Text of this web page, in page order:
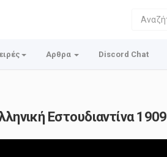
Αρθρα Discord Chat
Εστουδιαντίνα 1909